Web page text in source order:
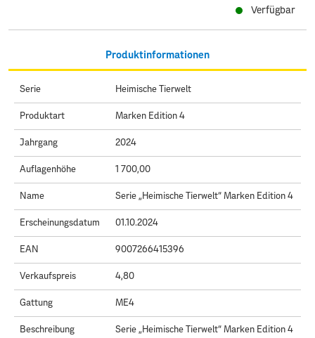
Verfügbar
Produktinformationen
Serie Heimische Tierwelt
Produktart Marken Edition 4
Jahrgang 2024
Auflagenhöhe 1 700,00
Name Serie „Heimische Tierwelt“ Marken Edition 4
Erscheinungsdatum 01.10.2024
EAN 9007266415396
Verkaufspreis 4,80
Gattung ME4
Beschreibung
Serie „Heimische Tierwelt“ Marken Edition 4